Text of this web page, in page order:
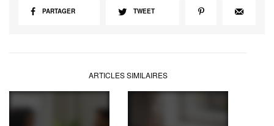
PARTAGER TWEET
ARTICLES SIMILAIRES